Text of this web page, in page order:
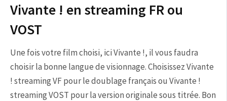
Vivante ! en streaming FR ou
VOST
Une fois votre film choisi, ici Vivante !, il vous faudra
choisir la bonne langue de visionnage. Choisissez Vivante
! streaming VF pour le doublage français ou Vivante !
streaming VOST pour la version originale sous titrée. Bon